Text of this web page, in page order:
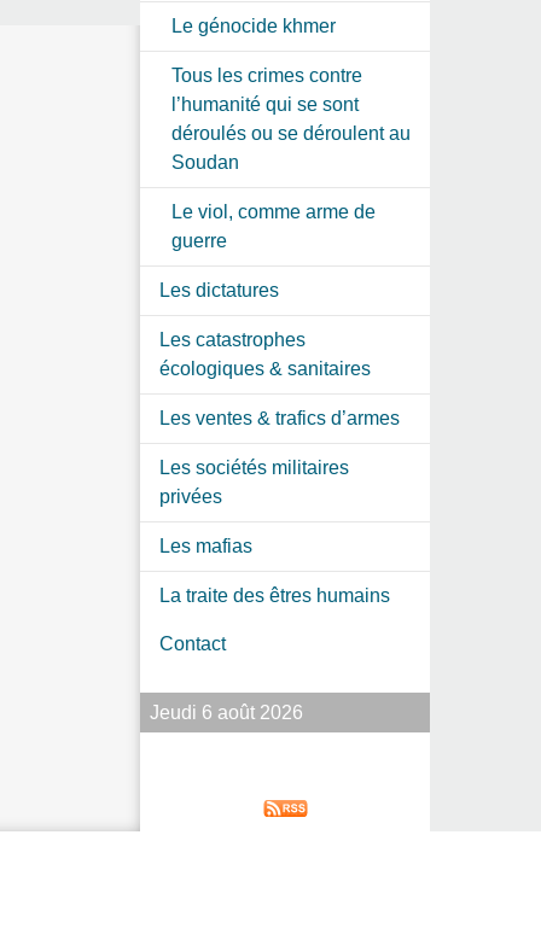
Le génocide khmer
Tous les crimes contre
l’humanité qui se sont
déroulés ou se déroulent au
Soudan
Le viol, comme arme de
guerre
Les dictatures
Les catastrophes
écologiques & sanitaires
Les ventes & trafics d’armes
Les sociétés militaires
privées
Les mafias
La traite des êtres humains
Contact
Jeudi 6 août 2026